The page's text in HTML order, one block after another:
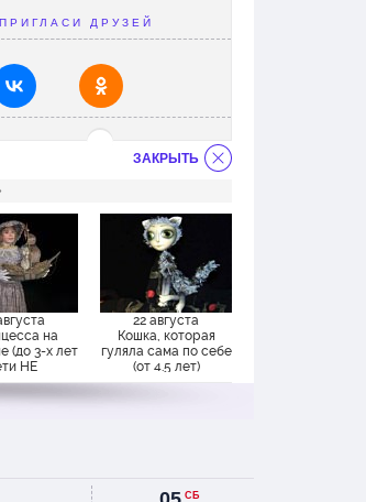
ПРИГЛАСИ ДРУЗЕЙ
ЗАКРЫТЬ
на
(до 3-х лет
НЕ
22 августа
Кошка, которая
гуляла сама по себе
(от 4.5 лет)
СБ